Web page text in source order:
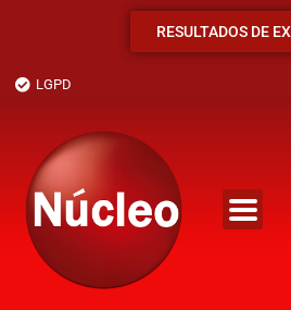
RESULTADOS DE
LGPD